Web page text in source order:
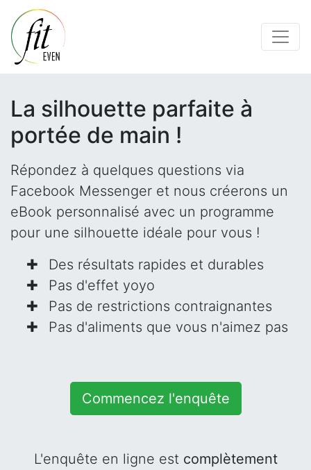
La silhouette parfaite à
portée de main !
Répondez à quelques questions via
Facebook Messenger et nous créerons un
eBook personnalisé avec un programme
pour une silhouette idéale pour vous !
Des résultats rapides et durables
Pas d'effet yoyo
Pas de restrictions contraignantes
Pas d'aliments que vous n'aimez pas
Commencez l'enquête
L'enquête en ligne est complètement